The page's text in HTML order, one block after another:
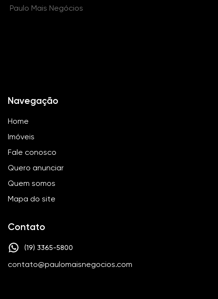
Paulo Mais Negócios
Navegação
Home
Imóveis
Fale conosco
Quero anunciar
Quem somos
Mapa do site
Contato
(19) 3365-5800
contato@paulomaisnegocios.com